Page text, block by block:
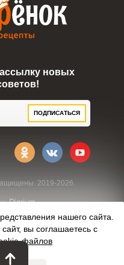
2019-2026.
Digrium
новых
ПОДПИСАТЬСЯ
нашего сайта.
вы соглашаетесь с
файлов